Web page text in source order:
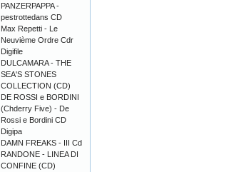
PANZERPAPPA -
pestrottedans CD
Max Repetti - Le
Neuvième Ordre Cdr
Digifile
DULCAMARA - THE
SEA'S STONES
COLLECTION (CD)
DE ROSSI e BORDINI
(Chderry Five) - De
Rossi e Bordini CD
Digipa
DAMN FREAKS - III Cd
RANDONE - LINEA DI
CONFINE (CD)